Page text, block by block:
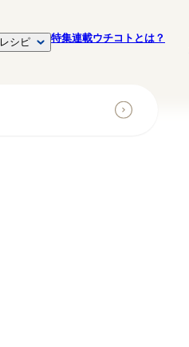
レシピ 特集連載ウチコトとは？